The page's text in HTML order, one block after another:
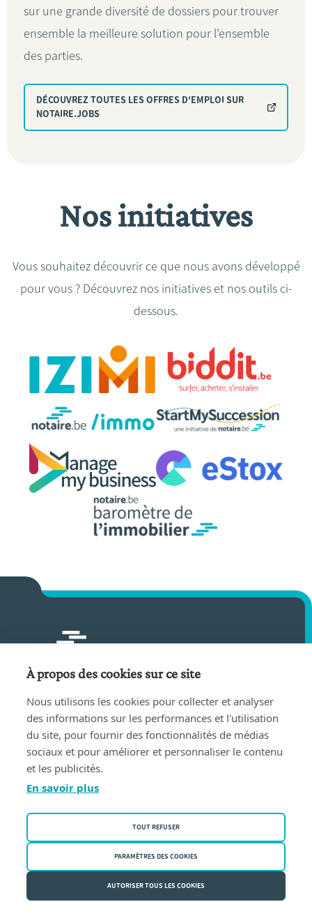
sur une grande diversité de dossiers pour trouver
ensemble la meilleure solution pour l’ensemble
des parties.
DÉCOUVREZ TOUTES LES OFFRES D'EMPLOI SUR
NOTAIRE.JOBS
Nos initiatives
Vous souhaitez découvrir ce que nous avons développé
pour vous ? Découvrez nos initiatives et nos outils ci-
dessous.
Liens vers les réseaux
Français
Aperçu
Relations et vivre ensemble
Héritage et donations
À propos des cookies sur ce site
Nous utilisons les cookies pour collecter et analyser
des informations sur les performances et l'utilisation
du site, pour fournir des fonctionnalités de médias
sociaux et pour améliorer et personnaliser le contenu
et les publicités.
En savoir plus
TOUT REFUSER
PARAMÈTRES DES COOKIES
AUTORISER TOUS LES COOKIES